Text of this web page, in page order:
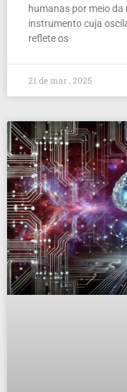
humanas por meio
instrumento cuja
reflete os
21 de mar , 2025